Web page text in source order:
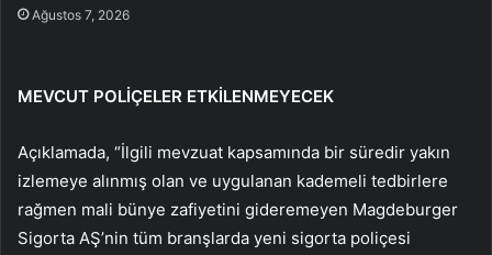
Ağustos 7, 2026
MEVCUT POLİÇELER ETKİLENMEYECEK
Açıklamada, “İlgili mevzuat kapsamında bir süredir yakın
izlemeye alınmış olan ve uygulanan kademeli tedbirlere
rağmen mali bünye zafiyetini gideremeyen Magdeburger
Sigorta AŞ’nin tüm branşlarda yeni sigorta poliçesi